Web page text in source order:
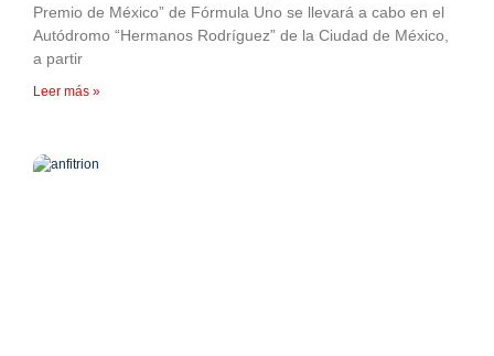
Premio de México” de Fórmula Uno se llevará a cabo en el
Autódromo “Hermanos Rodríguez” de la Ciudad de México,
a partir
Leer más »